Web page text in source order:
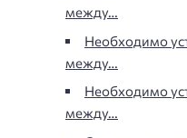
между…
Необходимо
между…
Необходимо
между…